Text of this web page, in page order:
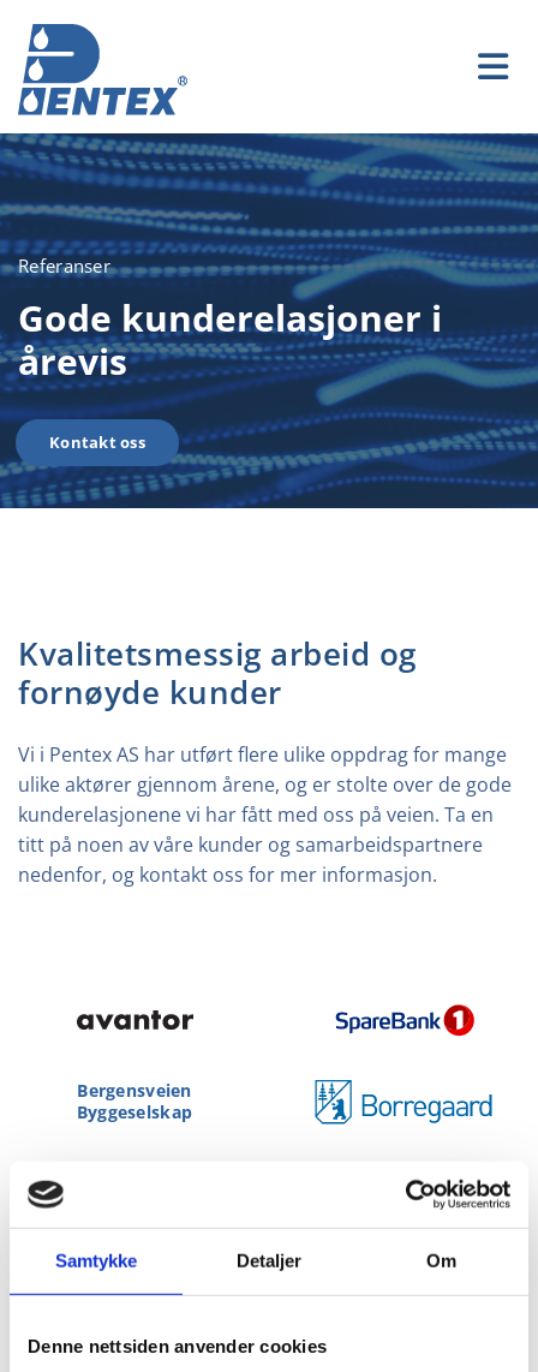
Samtykke Detaljer Om
Denne nettsiden anvender cookies
Referanser
Gode kunderelasjoner i
årevis
Kontakt oss
Kvalitetsmessig arbeid og
fornøyde kunder
Vi i Pentex AS har utført flere ulike oppdrag for mange
ulike aktører gjennom årene, og er stolte over de gode
kunderelasjonene vi har fått med oss på veien. Ta en
titt på noen av våre kunder og samarbeidspartnere
nedenfor, og kontakt oss for mer informasjon.
Bergensveien
Byggeselskap